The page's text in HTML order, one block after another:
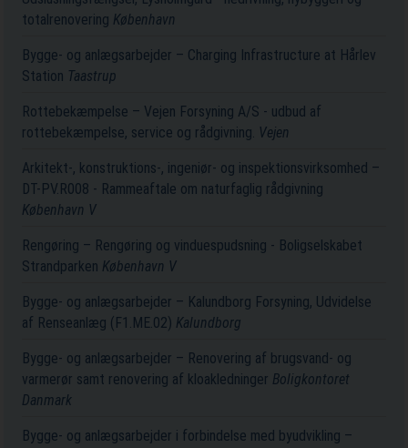
totalrenovering København
Bygge- og anlægsarbejder – Charging Infrastructure at Hårlev
Station Taastrup
Rottebekæmpelse – Vejen Forsyning A/S - udbud af
rottebekæmpelse, service og rådgivning. Vejen
Arkitekt-, konstruktions-, ingeniør- og inspektionsvirksomhed –
DT-PV.R008 - Rammeaftale om naturfaglig rådgivning
København V
Rengøring – Rengøring og vinduespudsning - Boligselskabet
Strandparken København V
Bygge- og anlægsarbejder – Kalundborg Forsyning, Udvidelse
af Renseanlæg (F1.ME.02) Kalundborg
Bygge- og anlægsarbejder – Renovering af brugsvand- og
varmerør samt renovering af kloakledninger Boligkontoret
Danmark
Bygge- og anlægsarbejder i forbindelse med byudvikling –